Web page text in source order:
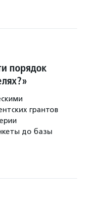
порядок
грантов
до базы